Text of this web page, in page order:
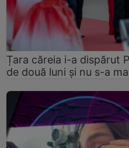
Țara căreia i-a dispărut
de două luni și nu s-a